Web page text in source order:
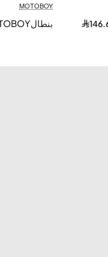
MOTOBOY
بنطالMOTOBOY اسود احمر